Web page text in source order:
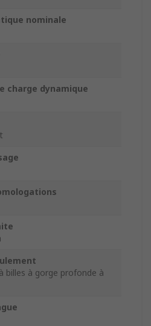
nominale
charge dynamique
billes à gorge profonde à